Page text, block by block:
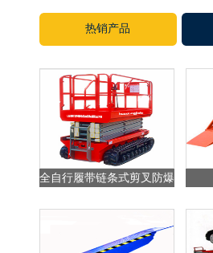
热销产品
全自行履带链条式剪叉防爆